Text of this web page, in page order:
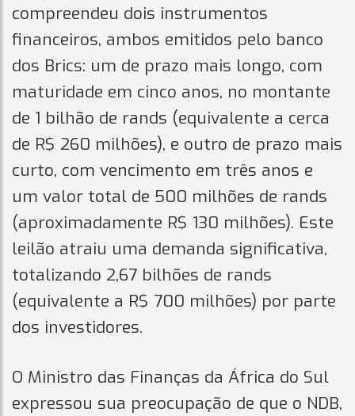
compreendeu dois instrumentos
financeiros, ambos emitidos pelo banco
dos Brics: um de prazo mais longo, com
maturidade em cinco anos, no montante
de 1 bilhão de rands (equivalente a cerca
de R$ 260 milhões), e outro de prazo mais
curto, com vencimento em três anos e
um valor total de 500 milhões de rands
(aproximadamente R$ 130 milhões). Este
leilão atraiu uma demanda significativa,
totalizando 2,67 bilhões de rands
(equivalente a R$ 700 milhões) por parte
dos investidores.
O Ministro das Finanças da África do Sul
expressou sua preocupação de que o NDB,